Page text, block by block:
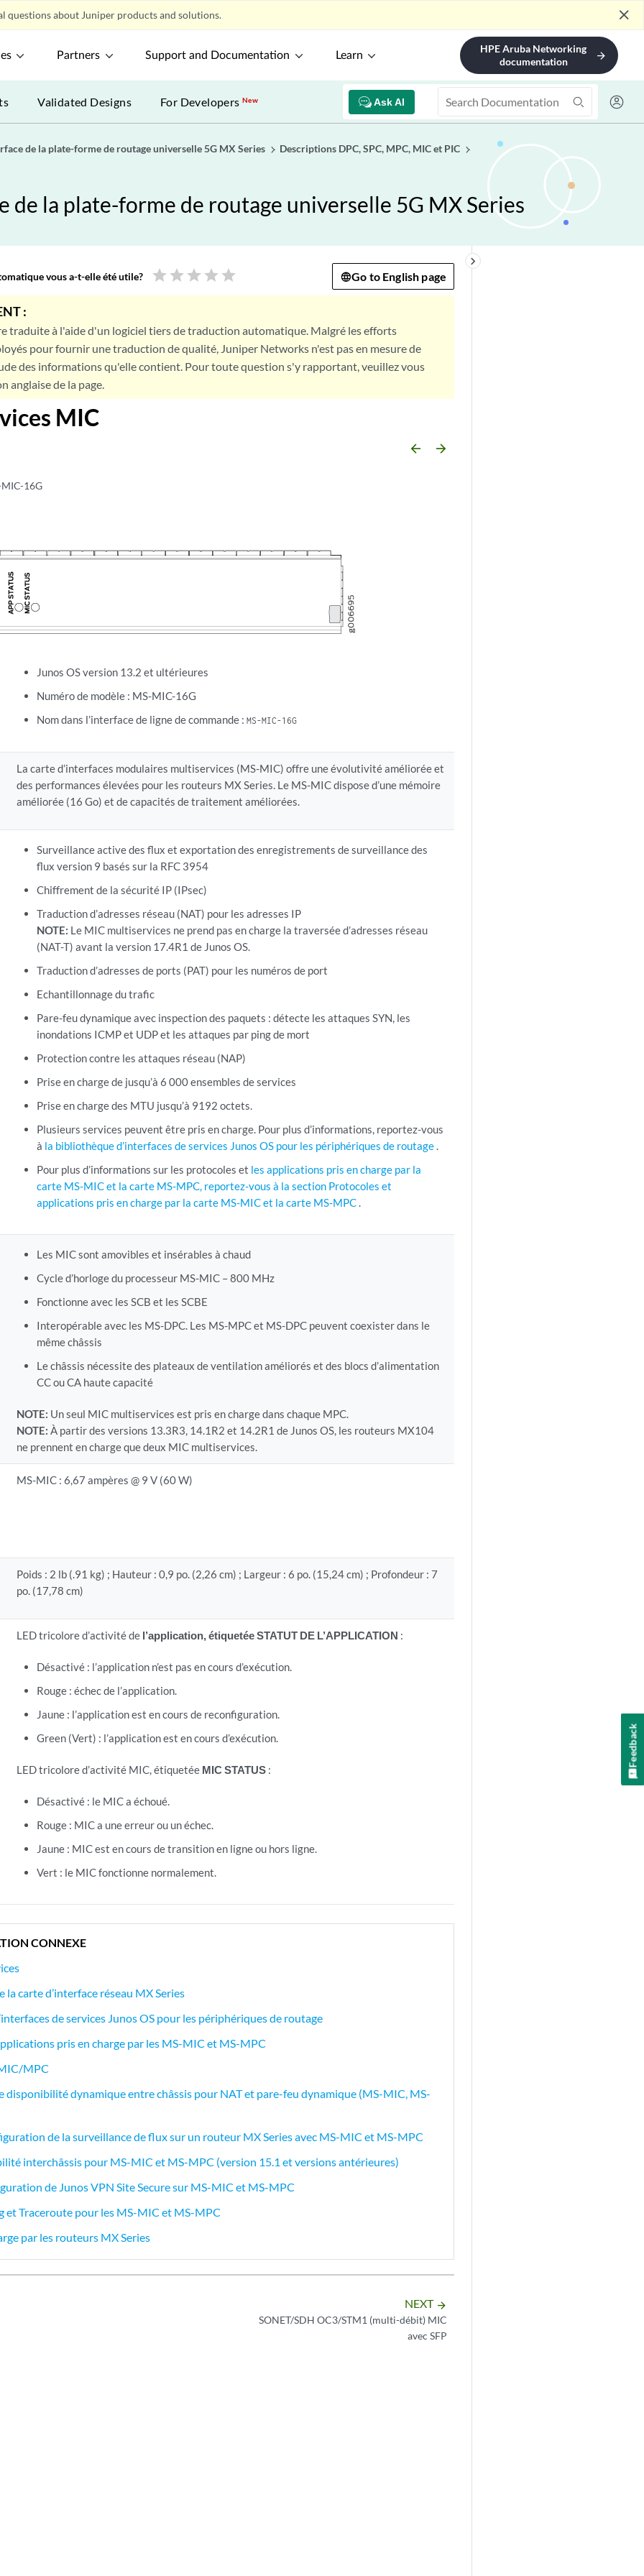
questions about Juniper products and solutions. close
Partners Support and Documentation Learn
HPE Aruba Networking
documentation
arrow_forward
Ask AI
Validated Designs For DevelopersNew
de la plate-forme de routage universelle 5G MX Series Descriptions DPC, SPC, MPC, MIC et PIC
de la plate-forme de routage universelle 5G MX Series
keyboard_arrow_right
vous a-t-elle été utile? star star star star star Go to English page
:
traduite à l'aide d'un logiciel tiers de traduction automatique. Malgré les efforts
pour fournir une traduction de qualité, Juniper Networks n'est pas en mesure de
des informations qu'elle contient. Pour toute question s'y rapportant, veuillez vous
anglaise de la page.
MIC
arrow_backward arrow_forward
16G
Junos OS version 13.2 et ultérieures
Numéro de modèle : MS-MIC-16G
Nom dans l’interface de ligne de commande : MS-MIC-16G
La carte d’interfaces modulaires multiservices (MS-MIC) offre une évolutivité améliorée et
des performances élevées pour les routeurs MX Series. Le MS-MIC dispose d’une mémoire
améliorée (16 Go) et de capacités de traitement améliorées.
Surveillance active des flux et exportation des enregistrements de surveillance des
flux version 9 basés sur la RFC 3954
Chiffrement de la sécurité IP (IPsec)
Traduction d’adresses réseau (NAT) pour les adresses IP
NOTE: Le MIC multiservices ne prend pas en charge la traversée d’adresses réseau
(NAT-T) avant la version 17.4R1 de Junos OS.
Traduction d’adresses de ports (PAT) pour les numéros de port
Echantillonnage du trafic
Pare-feu dynamique avec inspection des paquets : détecte les attaques SYN, les
inondations ICMP et UDP et les attaques par ping de mort
Protection contre les attaques réseau (NAP)
Prise en charge de jusqu’à 6 000 ensembles de services
Prise en charge des MTU jusqu’à 9192 octets.
Plusieurs services peuvent être pris en charge. Pour plus d’informations, reportez-vous
à la bibliothèque d’interfaces de services Junos OS pour les périphériques de routage.
Pour plus d’informations sur les protocoles et les applications pris en charge par la
carte MS-MIC et la carte MS-MPC, reportez-vous à la section Protocoles et
applications pris en charge par la carte MS-MIC et la carte MS-MPC.
Les MIC sont amovibles et insérables à chaud
Cycle d’horloge du processeur MS-MIC – 800 MHz
Fonctionne avec les SCB et les SCBE
Interopérable avec les MS-DPC. Les MS-MPC et MS-DPC peuvent coexister dans le
même châssis
Le châssis nécessite des plateaux de ventilation améliorés et des blocs d’alimentation
CC ou CA haute capacité
NOTE: Un seul MIC multiservices est pris en charge dans chaque MPC.
NOTE: À partir des versions 13.3R3, 14.1R2 et 14.2R1 de Junos OS, les routeurs MX104
ne prennent en charge que deux MIC multiservices.
MS-MIC : 6,67 ampères @ 9 V (60 W)
Poids : 2 lb (.91 kg) ; Hauteur : 0,9 po. (2,26 cm) ; Largeur : 6 po. (15,24 cm) ; Profondeur : 7
po. (17,78 cm)
LED tricolore d’activité de l’application, étiquetée STATUT DE L’APPLICATION :
Désactivé : l’application n’est pas en cours d’exécution.
Rouge : échec de l’application.
Jaune : l’application est en cours de reconfiguration.
Green (Vert) : l’application est en cours d’exécution.
LED tricolore d’activité MIC, étiquetée MIC STATUS :
Désactivé : le MIC a échoué.
Rouge : MIC a une erreur ou un échec.
Jaune : MIC est en cours de transition en ligne ou hors ligne.
Vert : le MIC fonctionne normalement.
CONNEXE
la carte d’interface réseau MX Series
de services Junos OS pour les périphériques de routage
pris en charge par les MS-MIC et MS-MPC
MPC
disponibilité dynamique entre châssis pour NAT et pare-feu dynamique (MS-MIC, MS-
de la surveillance de flux sur un routeur MX Series avec MS-MIC et MS-MPC
interchâssis pour MS-MIC et MS-MPC (version 15.1 et versions antérieures)
de Junos VPN Site Secure sur MS-MIC et MS-MPC
et Traceroute pour les MS-MIC et MS-MPC
par les routeurs MX Series
NEXT arrow_forward
SONET/SDH OC3/STM1 (multi-débit) MIC
avec SFP
Feedback